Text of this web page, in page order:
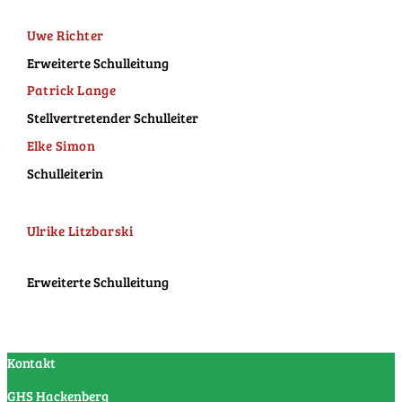
Uwe Richter
Erweiterte Schulleitung
Patrick Lange
Stellvertretender Schulleiter
Elke Simon
Schulleiterin
Ulrike Litzbarski
Erweiterte Schulleitung
Kontakt
GHS Hackenberg